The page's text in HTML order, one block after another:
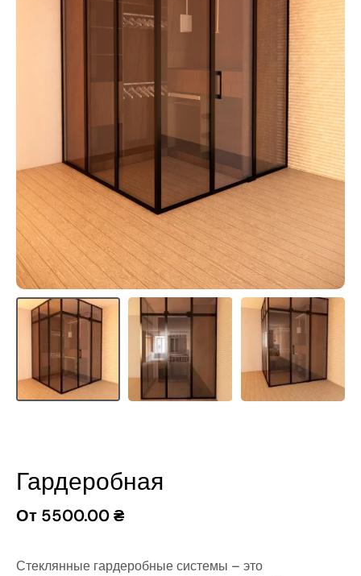
Гардеробная
От 5500.00₴
Стеклянные гардеробные системы – это